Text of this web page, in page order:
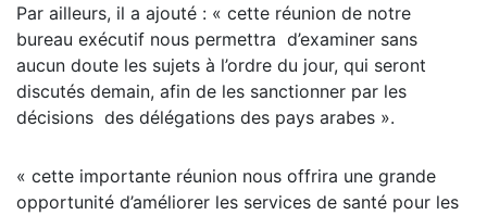
Par ailleurs, il a ajouté : « cette réunion de notre
bureau exécutif nous permettra d’examiner sans
aucun doute les sujets à l’ordre du jour, qui seront
discutés demain, afin de les sanctionner par les
décisions des délégations des pays arabes ».
« cette importante réunion nous offrira une grande
opportunité d’améliorer les services de santé pour les